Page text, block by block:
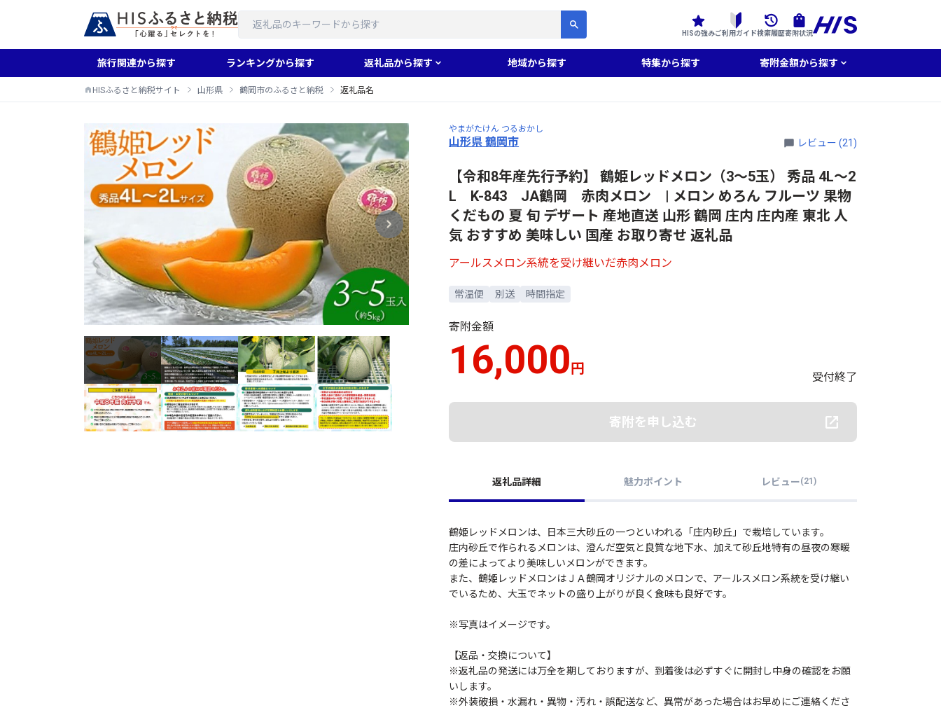
HISの強みご利用ガイド検索履歴寄附状況
旅行関連から探す ランキングから探す 返礼品から探す 地域から探す 特集から探す 寄附金額から探す
HISふるさと納税サイト 山形県 鶴岡市のふるさと納税 返礼品名
やまがたけん つるおかし
山形県 鶴岡市 レビュー (21)
【令和8年産先行予約】 鶴姫レッドメロン（3～5玉） 秀品 4L～2
L K-843 JA鶴岡 赤肉メロン | メロン めろん フルーツ 果物
くだもの 夏 旬 デザート 産地直送 山形 鶴岡 庄内 庄内産 東北 人
気 おすすめ 美味しい 国産 お取り寄せ 返礼品
アールスメロン系統を受け継いだ赤肉メロン
常温便 別送 時間指定
寄附金額
16,000円
受付終了
寄附を申し込む
返礼品詳細 魅力ポイント レビュー(21 )
鶴姫レッドメロンは、日本三大砂丘の一つといわれる「庄内砂丘」で栽培しています。
庄内砂丘で作られるメロンは、澄んだ空気と良質な地下水、加えて砂丘地特有の昼夜の寒暖
の差によってより美味しいメロンができます。
また、鶴姫レッドメロンはＪＡ鶴岡オリジナルのメロンで、アールスメロン系統を受け継い
でいるため、大玉でネットの盛り上がりが良く食味も良好です。
※写真はイメージです。
【返品・交換について】
※返礼品の発送には万全を期しておりますが、到着後は必ずすぐに開封し中身の確認をお願
いします。
※外装破損・水漏れ・異物・汚れ・誤配送など、異常があった場合はお早めにご連絡くださ